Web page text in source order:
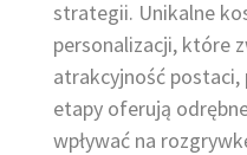
strategii. Unikalne
personalizacji, które
atrakcyjność postaci,
etapy oferują
wpływać na